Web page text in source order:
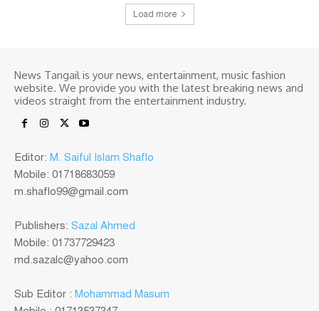
Load more
News Tangail is your news, entertainment, music fashion
website. We provide you with the latest breaking news and
videos straight from the entertainment industry.
Editor: M. Saiful Islam Shaflo
Mobile: 01718683059
m.shaflo99@gmail.com
Publishers: Sazal Ahmed
Mobile: 01737729423
md.sazalc@yahoo.com
Sub Editor : Mohammad Masum